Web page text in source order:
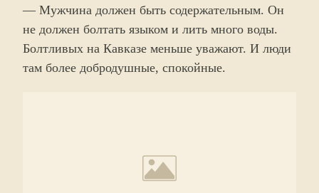
— Мужчина должен быть содержательным. Он
не должен болтать языком и лить много воды.
Болтливых на Кавказе меньше уважают. И люди
там более добродушные, спокойные.